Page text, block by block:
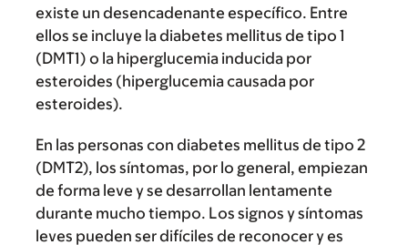
existe un desencadenante específico. Entre
ellos se incluye la diabetes mellitus de tipo 1
(DMT1) o la hiperglucemia inducida por
esteroides (hiperglucemia causada por
esteroides).
En las personas con diabetes mellitus de tipo 2
(DMT2), los síntomas, por lo general, empiezan
de forma leve y se desarrollan lentamente
durante mucho tiempo. Los signos y síntomas
leves pueden ser difíciles de reconocer y es